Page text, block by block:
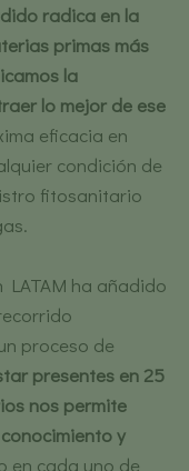
radica en la
primas más
la
lo mejor de ese
eficacia en
condición de
fitosanitario
LATAM ha añadido
proceso de
presentes en 25
nos permite
y
en cada uno de